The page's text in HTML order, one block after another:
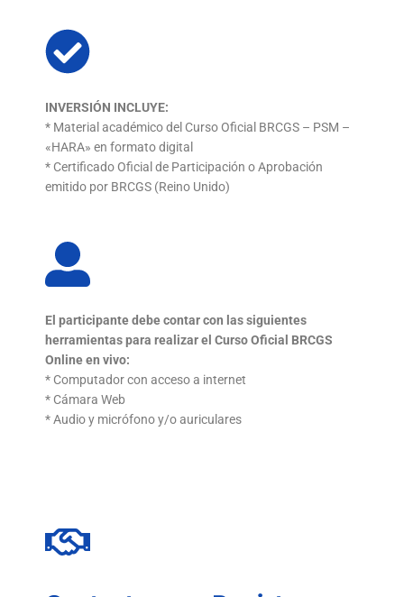
INVERSIÓN INCLUYE:
* Certificado Oficial de Participación o Aprobación
emitido por BRCGS (Reino Unido)
herramientas
para realizar el Curso Oficial BRCGS
Online en vivo:
* Cámara Web